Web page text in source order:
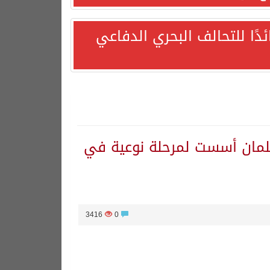
للتحالف البحري الدفاعي
أسست لمرحلة نوعية في
0
3416